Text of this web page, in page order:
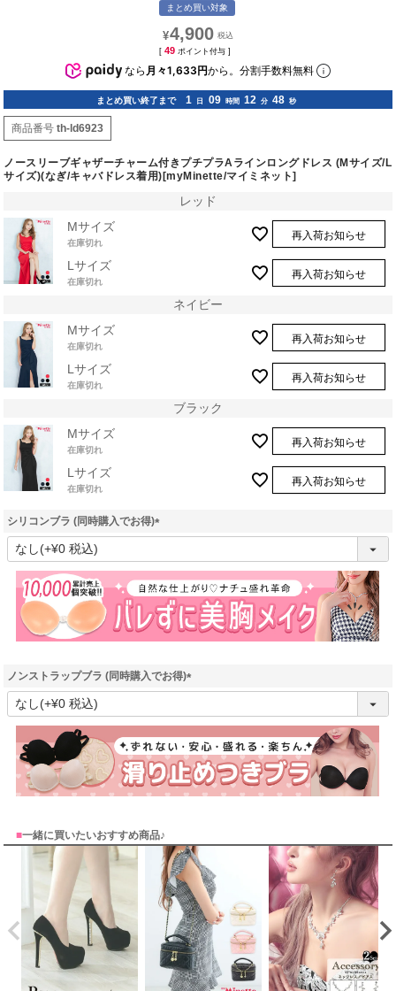
まとめ買い対象
¥4,900
[ 49 ポイント付与 ]
なら 月々1,633円から。分割手数料無料
まとめ買い終了まで 1 日 09 時間 12 分 48 秒
商品番号 th-ld6923
ノースリーブギャザーチャーム付きプチプラAラインロングドレス (Mサイズ/L
サイズ)(なぎ/キャバドレス着用)[myMinette/マイミネット]
レッド
Mサイズ
在庫切れ
再入荷お知らせ
Lサイズ
在庫切れ
再入荷お知らせ
ネイビー
Mサイズ
在庫切れ
再入荷お知らせ
Lサイズ
在庫切れ
再入荷お知らせ
ブラック
Mサイズ
在庫切れ
再入荷お知らせ
Lサイズ
在庫切れ
再入荷お知らせ
シリコンブラ (同時購入でお得)
(
須
)
ノンストラップブラ (同時購入でお得)
(
須
)
■一緒に買いたいおすすめ商品♪